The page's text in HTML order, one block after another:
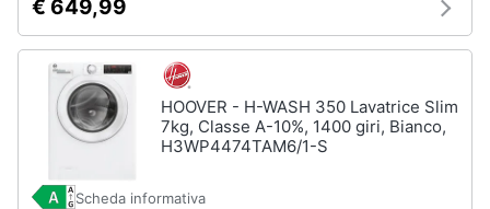
Piccoli
elettrodomestici
Termoventilatore
Termoconvettore
Condizionatori
Caminetto
€ 649,99
HOOVER - H-WASH 350 Lavatrice Slim
7kg, Classe A-10%, 1400 giri, Bianco,
H3WP4474TAM6/1-S
Scheda informativa